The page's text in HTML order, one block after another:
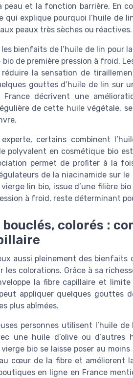
et la fonction barrière. En
qui explique pourquoi l’huile de
peaux très sèches ou réactives.
bienfaits de l’huile de lin pour
bio de première pression à froid.
réduire la sensation de
gouttes d’huile de lin sur
France décrivent une
de cette huile végétale,
certains combinent
polyvalent en cosmétique bio
permet de profiter à la
de la niacinamide sur
lin bio, issue d’une filière
à froid, reste déterminant
bouclés, colorés :
aussi pleinement des bienfaits
les colorations. Grâce à sa
la fibre capillaire et
appliquer quelques gouttes
plus abîmées.
personnes utilisent l’huile
une huile d’olive ou d’autres
bio se laisse poser au
cœur de la fibre et améliorent
en ligne en France